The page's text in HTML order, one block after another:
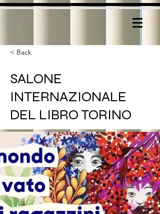
< Back
SALONE
INTERNAZIONALE
DEL LIBRO TORINO